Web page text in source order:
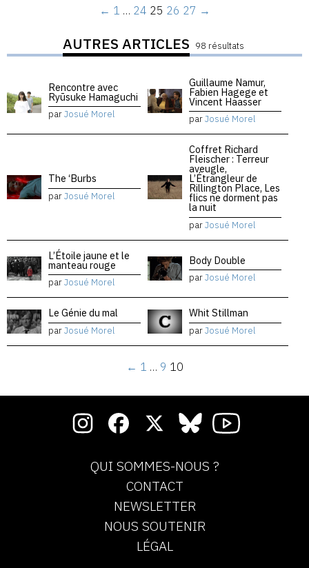
← 1 … 24 25 26 27 →
AUTRES ARTICLES 98 résultats
Rencontre avec
Ryūsuke Hamaguchi
parJosué Morel
Guillaume Namur,
Fabien Hagege et
Vincent Haasser
parJosué Morel
The ‘Burbs
parJosué Morel
Coffret Richard
Fleischer : Terreur
aveugle,
L’Étrangleur de
Rillington Place, Les
flics ne dorment pas
la nuit
parJosué Morel
L’Étoile jaune et le
manteau rouge
parJosué Morel
Body Double
parJosué Morel
Le Génie du mal
parJosué Morel
Whit Stillman
parJosué Morel
← 1 … 9 10
QUI SOMMES-NOUS ?
CONTACT
NEWSLETTER
NOUS SOUTENIR
LÉGAL